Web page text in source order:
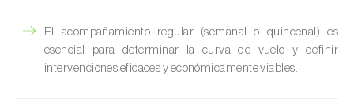
El acompañamiento regular (semanal o quincenal) es
esencial para determinar la curva de vuelo y definir
intervenciones eficaces y económicamente viables.